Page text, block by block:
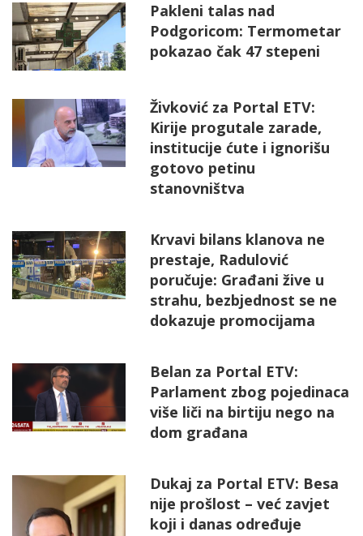
Pakleni talas nad
Podgoricom: Termometar
pokazao čak 47 stepeni
Živković za Portal ETV:
Kirije progutale zarade,
institucije ćute i ignorišu
gotovo petinu
stanovništva
Krvavi bilans klanova ne
prestaje, Radulović
poručuje: Građani žive u
strahu, bezbjednost se ne
dokazuje promocijama
Belan za Portal ETV:
Parlament zbog pojedinaca
više liči na birtiju nego na
dom građana
Dukaj za Portal ETV: Besa
nije prošlost – već zavjet
koji i danas određuje